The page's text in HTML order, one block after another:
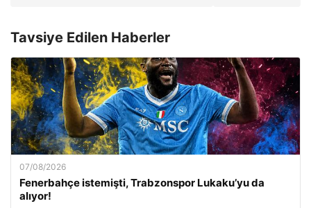
Tavsiye Edilen Haberler
07/08/2026
Fenerbahçe istemişti, Trabzonspor Lukaku’yu da
alıyor!